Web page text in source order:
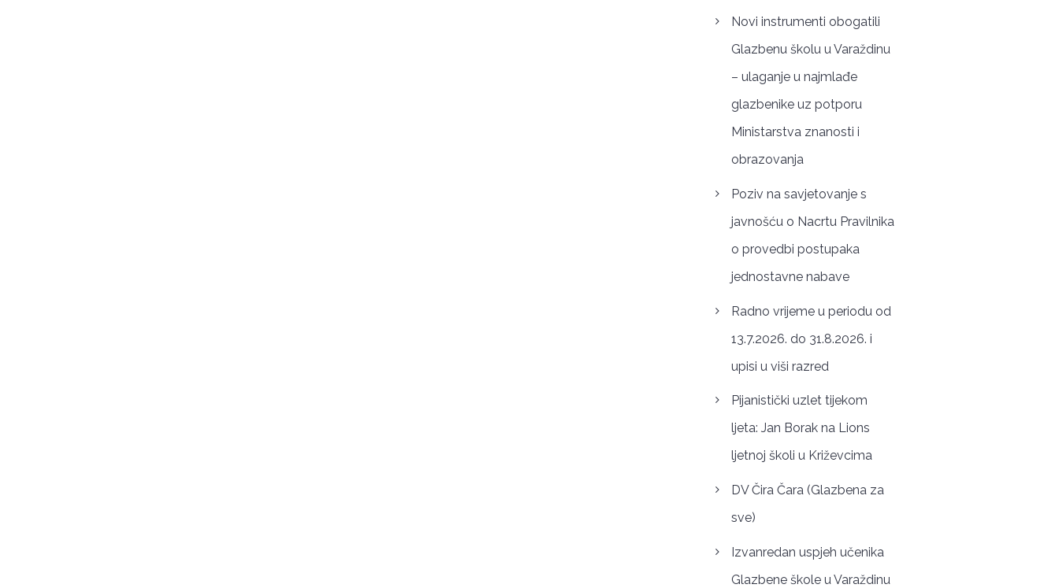
Novi instrumenti obogatili
Glazbenu školu u Varaždinu
– ulaganje u najmlađe
glazbenike uz potporu
Ministarstva znanosti i
obrazovanja
Poziv na savjetovanje s
javnošću o Nacrtu Pravilnika
o provedbi postupaka
jednostavne nabave
Radno vrijeme u periodu od
13.7.2026. do 31.8.2026. i
upisi u viši razred
Pijanistički uzlet tijekom
ljeta: Jan Borak na Lions
ljetnoj školi u Križevcima
DV Čira Čara (Glazbena za
sve)
Izvanredan uspjeh učenika
Glazbene škole u Varaždinu